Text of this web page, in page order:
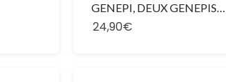
GENEPI, DEUX GENEPIS…
24,90€